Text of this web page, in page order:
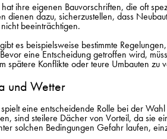
hat ihre eigenen Bauvorschriften, die oft
dienen dazu, sicherzustellen, dass
beeinträchtigen.
es beispielsweise bestimmte
eine Entscheidung getroffen wird,
spätere Konflikte oder teure Umbauten zu
und Wetter
eine entscheidende Rolle bei der
sind steilere Dächer von Vorteil, da sie
solchen Bedingungen Gefahr laufen,